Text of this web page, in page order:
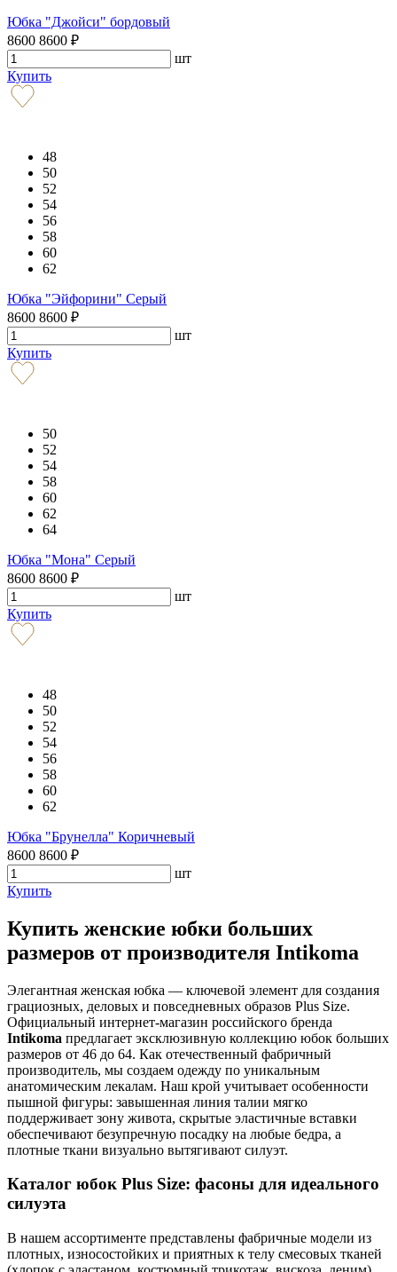
Юбка "Джойси" бордовый
8600 8600 ₽
шт
Купить
48
50
52
54
56
58
60
62
Юбка "Эйфорини" Серый
8600 8600 ₽
шт
Купить
50
52
54
58
60
62
64
Юбка "Мона" Серый
8600 8600 ₽
шт
Купить
48
50
52
54
56
58
60
62
Юбка "Брунелла" Коричневый
8600 8600 ₽
шт
Купить
Купить женские юбки больших
размеров от производителя Intikoma
Элегантная женская юбка — ключевой элемент для создания
грациозных, деловых и повседневных образов Plus Size.
Официальный интернет-магазин российского бренда
Intikoma предлагает эксклюзивную коллекцию юбок больших
размеров от 46 до 64. Как отечественный фабричный
производитель, мы создаем одежду по уникальным
анатомическим лекалам. Наш крой учитывает особенности
пышной фигуры: завышенная линия талии мягко
поддерживает зону живота, скрытые эластичные вставки
обеспечивают безупречную посадку на любые бедра, а
плотные ткани визуально вытягивают силуэт.
Каталог юбок Plus Size: фасоны для идеального
силуэта
В нашем ассортименте представлены фабричные модели из
плотных, износостойких и приятных к телу смесовых тканей